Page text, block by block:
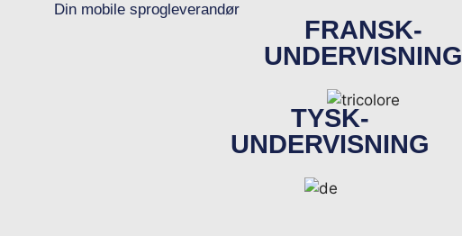
Din mobile sprogleverandør
FRANSK-
UNDERVISNING
TYSK-
UNDERVISNING